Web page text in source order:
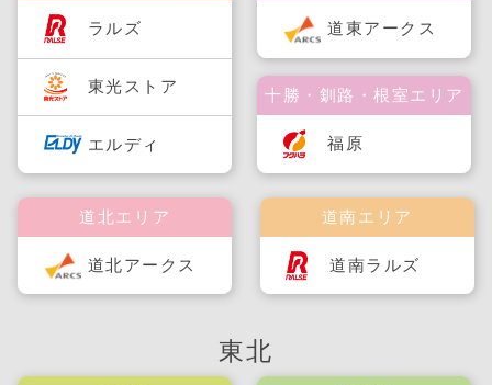
ラルズ
東光ストア
エルディ
道南エリア
道南ラルズ
道北エリア
道北アークス
道東アークス
十勝・釧路・根室エリア
福原
東北